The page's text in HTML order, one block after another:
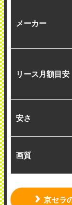
メーカー
リース月額目安
安さ
画質
京セラ